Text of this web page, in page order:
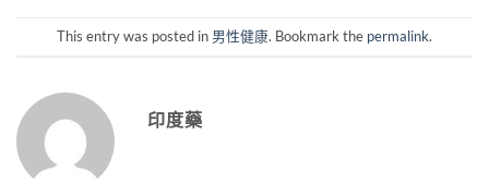
This entry was posted in 男性健康. Bookmark the permalink.
印度藥